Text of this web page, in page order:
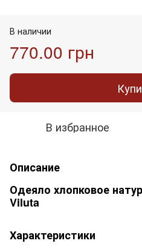
В наличии
770.00 грн
В избранное
Описание
Одеяло хлопковое
Viluta
Характеристики